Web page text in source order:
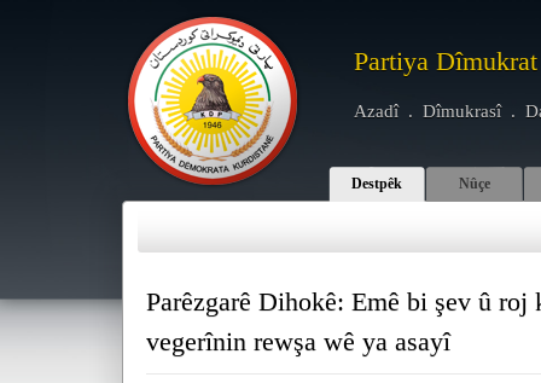
Destpêk Nûçe
Partiya
Azadî . Dîmukrasî .
Parêzgarê Dihokê: Emê bi şev û
vegerînin rewşa wê ya asayî